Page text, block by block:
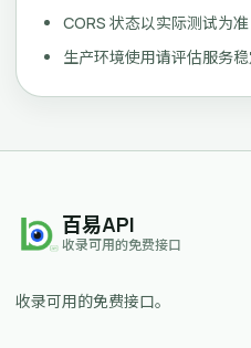
CORS 状态以实际测试为准
生产环境使用请评估服务
百易API
收录可用的免费接口
收录可用的免费接口。